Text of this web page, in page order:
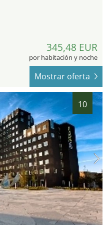
345,48 EUR
por habitación y noche
Mostrar oferta
10